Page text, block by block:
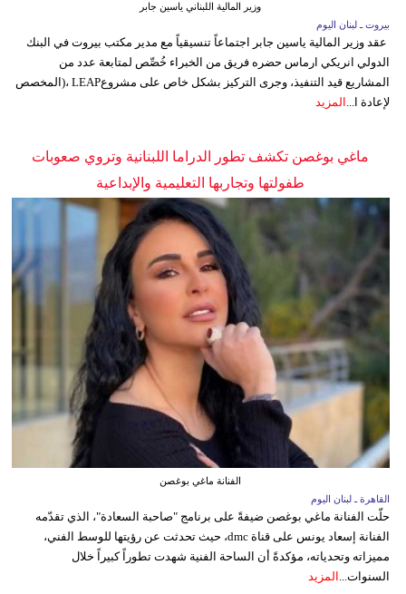
وزير المالية اللبناني ياسين جابر
بيروت ـ لبنان اليوم
عقد وزير المالية ياسين جابر اجتماعاً تنسيقياً مع مدير مكتب بيروت في البنك
الدولي انريكي ارماس حضره فريق من الخبراء خُصِّص لمتابعة عدد من
المشاريع قيد التنفيذ، وجرى التركيز بشكل خاص على مشروعLEAP ،(المخصص
لإعادة ا... المزيد
ماغي بوغصن تكشف تطور الدراما اللبنانية وتروي صعوبات
طفولتها وتجاربها التعليمية والإبداعية
الفنانة ماغي بوغصن
القاهرة ـ لبنان اليوم
حلّت الفنانة ماغي بوغصن ضيفةً على برنامج "صاحبة السعادة"، الذي تقدّمه
الفنانة إسعاد يونس على قناة dmc، حيث تحدثت عن رؤيتها للوسط الفني،
مميزاته وتحدياته، مؤكدةً أن الساحة الفنية شهدت تطوراً كبيراً خلال
السنوات... المزيد